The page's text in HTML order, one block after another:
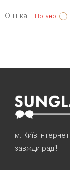
Оцінка Погано
м. Київ
завжди раді!